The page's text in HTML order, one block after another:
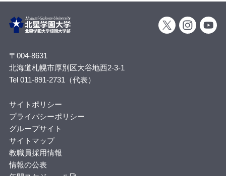
〒004-8631
北海道札幌市厚別区大谷地西2-3-1
Tel 011-891-2731（代表）
サイトポリシー
プライバシーポリシー
グループサイト
サイトマップ
教職員採用情報
情報の公表